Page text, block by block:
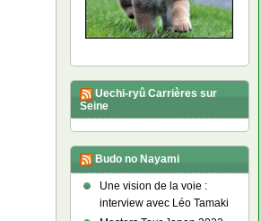
Uechi-ryû Carrières sur
Seine
Budo no Nayami
Une vision de la voie :
interview avec Léo Tamaki